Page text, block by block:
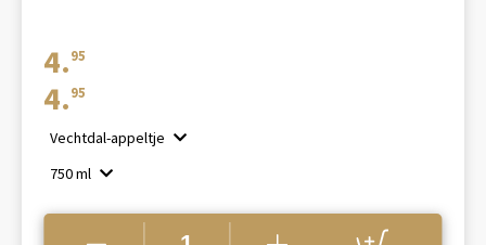
4. 95
4. 95
Vechtdal-appeltje
750 ml